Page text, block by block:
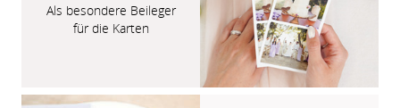
Als besondere Beileger
für die Karten